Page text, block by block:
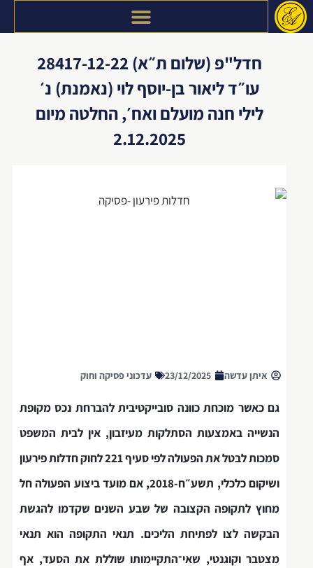
דילוג
חדל"פ (שלום ת״א) 28417-12-22
עו״ד ליאור בן-יוסף לוי (נאמנת) נ׳
לילי חנה מועלם ואח׳, החלטה מיום
2.12.2025
איתן עדשה 23/12/2025 עדכוני פסיקה וחוק
גם כאשר מוכחת כוונה סובייקטיבית להברחת נכס מקופת
הנשייה באמצעות הסתלקות מעיזבון, אין לבית המשפט
סמכות לבטל את הפעולה לפי סעיף 221 לחוק חדלות פירעון
ושיקום כלכלי, תשע״ח-2018, אם מועד ביצוע הפעולה חל
מחוץ לתקופה הקצובה של שבע השנים שקדמו להגשת
הבקשה לצו לפתיחת הליכים. תנאי התקופה הוא תנאי
מצטבר וקוגנטי, שאי־התקיימותו שוללת את הסעד, אף